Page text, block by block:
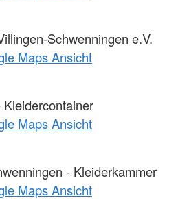
Schwenningen e.V.
Maps Ansicht
Maps Ansicht
- Kleiderkammer
Maps Ansicht